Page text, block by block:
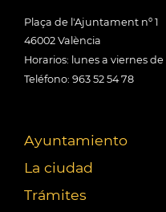
Plaça de l'Ajuntament nº 1
46002 València
Horarios: lunes a viernes de
Teléfono: 963 52 54 78
Ayuntamiento
La ciudad
Trámites